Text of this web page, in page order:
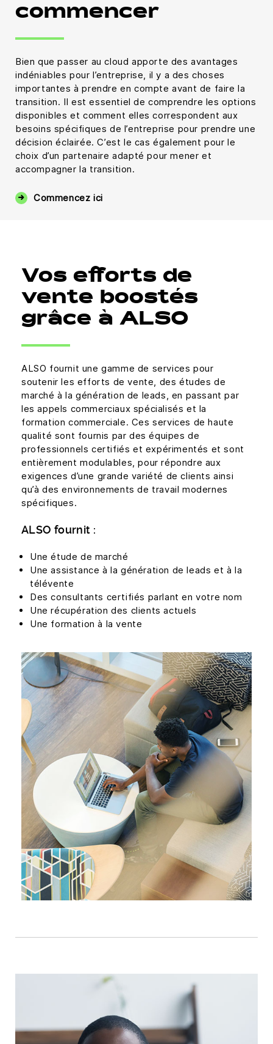
commencer
Bien que passer au cloud apporte des avantages
indéniables pour l’entreprise, il y a des choses
importantes à prendre en compte avant de faire la
transition. Il est essentiel de comprendre les options
disponibles et comment elles correspondent aux
besoins spécifiques de l’entreprise pour prendre une
décision éclairée. C’est le cas également pour le
choix d’un partenaire adapté pour mener et
accompagner la transition.
Commencez ici
Vos efforts de
vente boostés
grâce à ALSO
ALSO fournit une gamme de services pour
soutenir les efforts de vente, des études de
marché à la génération de leads, en passant par
les appels commerciaux spécialisés et la
formation commerciale. Ces services de haute
qualité sont fournis par des équipes de
professionnels certifiés et expérimentés et sont
entièrement modulables, pour répondre aux
exigences d’une grande variété de clients ainsi
qu’à des environnements de travail modernes
spécifiques.
ALSO fournit :
Une étude de marché
Une assistance à la génération de leads et à la
télévente
Des consultants certifiés parlant en votre nom
Une récupération des clients actuels
Une formation à la vente